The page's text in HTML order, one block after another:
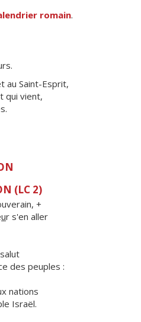
romain.
au Saint-Esprit,
qui vient,
(LC 2)
+
ur s'en aller
des peuples :
nations
Israël.